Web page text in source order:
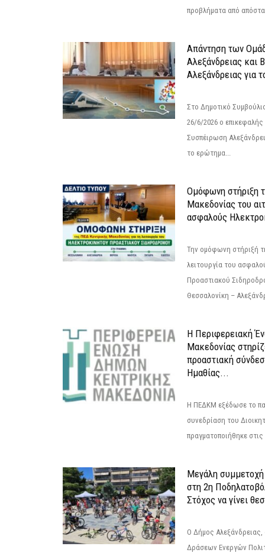
προβλήματα από
Απάντηση των
Αλεξάνδρειας και
Αλεξάνδρειας για
Στο Δημοτικό
26/6/2026 ο
Συσπέιρωση
το ερώτημα...
Ομόφωνη στήριξη
Μακεδονίας του
ασφαλούς
Την ομόφωνη στήριξή
λειτουργία του
Προαστιακού
Θεσσαλονίκη –
Η Περιφερειακή
Μακεδονίας
προαστιακή
Ημαθίας...
Η ΠΕΔΚΜ εξέδωσε το
συνεδρίαση του
πραγματοποιήθηκε
Μεγάλη συμμετοχή
στη 2η
Στόχος να γίνει
Ο Δήμος Αλεξάνδρειας,
Δράσεων Ενεργών